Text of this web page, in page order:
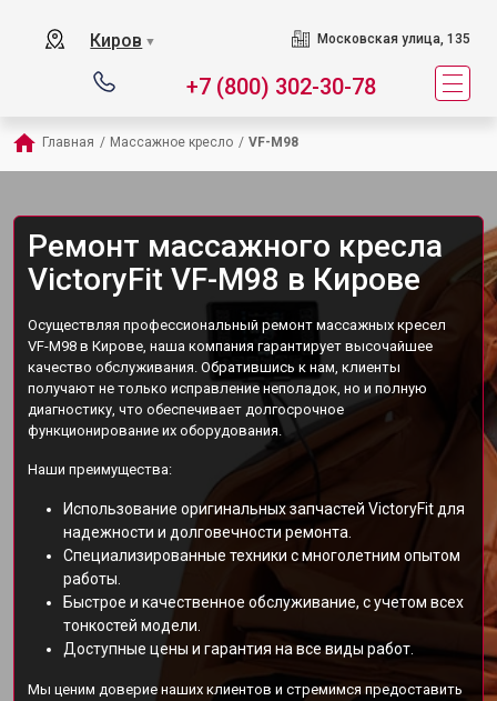
Киров ▼ Московская улица, 135
+7 (800) 302-30-78
Главная / Массажное кресло / VF-M98
Ремонт массажного кресла
VictoryFit VF-M98 в Кирове
Осуществляя профессиональный ремонт массажных кресел
VF-M98 в Кирове, наша компания гарантирует высочайшее
качество обслуживания. Обратившись к нам, клиенты
получают не только исправление неполадок, но и полную
диагностику, что обеспечивает долгосрочное
функционирование их оборудования.
Наши преимущества:
Использование оригинальных запчастей VictoryFit для
надежности и долговечности ремонта.
Специализированные техники с многолетним опытом
работы.
Быстрое и качественное обслуживание, с учетом всех
тонкостей модели.
Доступные цены и гарантия на все виды работ.
Мы ценим доверие наших клиентов и стремимся предоставить